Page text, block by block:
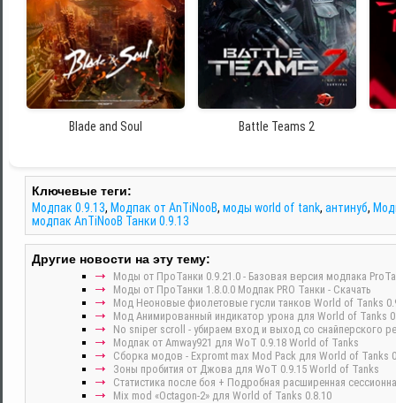
Blade and Soul Battle Teams 2
Ключевые теги:
Модпак 0.9.13, Модпак от AnTiNooB, моды world of tank, антинуб,
модпак AnTiNooB Танки 0.9.13
Другие новости на эту тему:
Моды от ПроТанки 0.9.21.0 - Базовая версия модпака
Моды от ПроТанки 1.8.0.0 Модпак PRO Танки - Скачать
Мод Неоновые фиолетовые гусли танков World of Tanks
Мод Анимированный индикатор урона для World of Tanks
No sniper scroll - убираем вход и выход со снайперского
Модпак от Amway921 для WoT 0.9.18 World of Tanks
Сборка модов - Expromt max Mod Pack для World of Tanks
Зоны пробития от Джова для WoT 0.9.15 World of Tanks
Cтатистика после боя + Подробная расширенная
Mix mod «Octagon-2» для World of Tanks 0.8.10